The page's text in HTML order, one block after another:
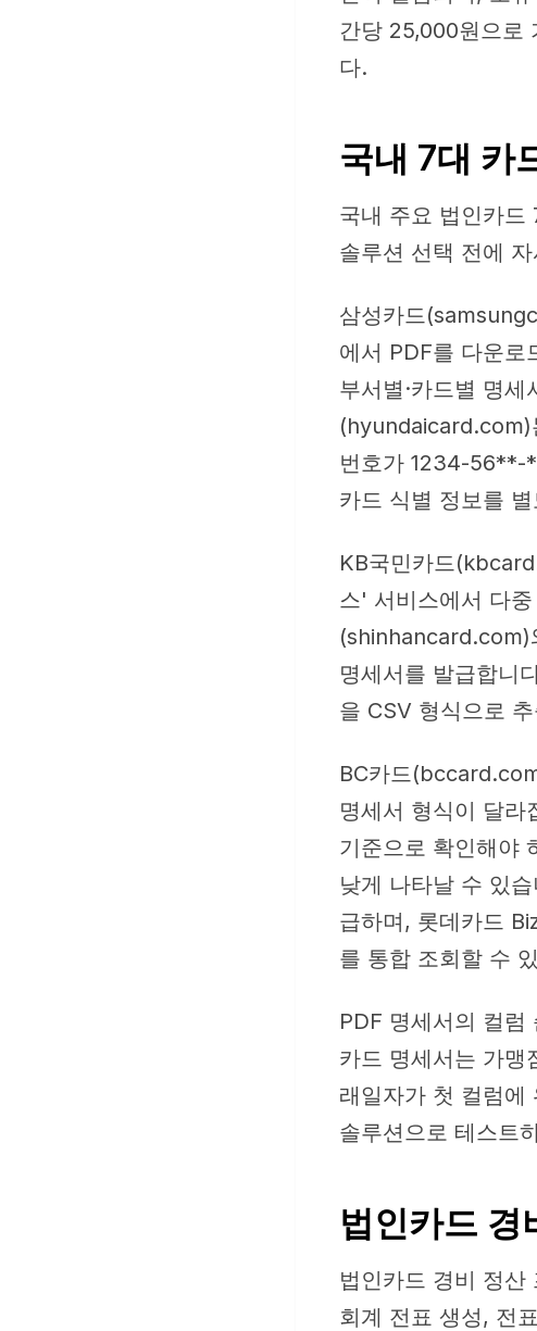
간당 25,000원으로
다.
국내 7대 카
국내 주요 법인카드
솔루션 선택 전에
삼성카드
에서 PDF를 다운로
부서별·카드별 명
(hyundaicard.com)
번호가 1234-56**-
카드 식별 정보를
KB국민카드
스' 서비스에서 다
(shinhancard.com)
명세서를 발급합니
을 CSV 형식으로
BC카드
명세서 형식이 달라
기준으로 확인해야
낮게 나타날 수 있
급하며, 롯데카드
를 통합 조회할 수
PDF 명세서의 컬럼
카드 명세서는 가맹
래일자가 첫 컬럼에
솔루션으로 테스트
법인카드 경
법인카드 경비 정산
회계 전표 생성, 전